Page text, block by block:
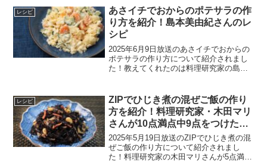
和素材健康コーラの材料シナモンスティ
ック八角カルダモン...
レシピ
あさイチでおからのポテサラの作
り方を紹介！島本美由紀さんのレ
シピ
2025年6月9日放送のあさイチでおからの
ポテサラの作り方について紹介されまし
た！教えてくれたのは料理研究家の島本
揉み野菜青じそドレッシングおからのポ
テサラの作り方1)...
レシピ
ZIPでひじき煮の混ぜご飯の作り
方を紹介！料理研究家・木田マリ
さんが10点満点中9点をつけたレ
シピ
2025年5月19日放送のZIPでひじき煮の混
ぜご飯の作り方について紹介されまし
た！料理研究家の木田マリさんが5点満点